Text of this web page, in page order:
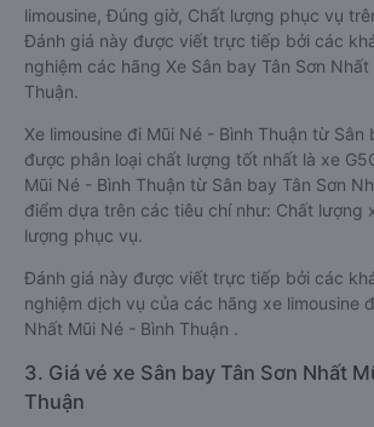
limousine, Đúng giờ, Chất lượng phục vụ
Đánh giá này được viết trực tiếp bởi các
nghiệm các hãng Xe Sân bay Tân Sơn
Thuận.
Xe limousine đi Mũi Né - Bình Thuận từ Sân
được phân loại chất lượng tốt nhất là xe
Mũi Né - Bình Thuận từ Sân bay Tân Sơn
điểm dựa trên các tiêu chí như: Chất lượng
lượng phục vụ.
Đánh giá này được viết trực tiếp bởi các
nghiệm dịch vụ của các hãng xe limousine
Nhất Mũi Né - Bình Thuận .
3. Giá vé xe Sân bay Tân Sơn Nhất
Thuận